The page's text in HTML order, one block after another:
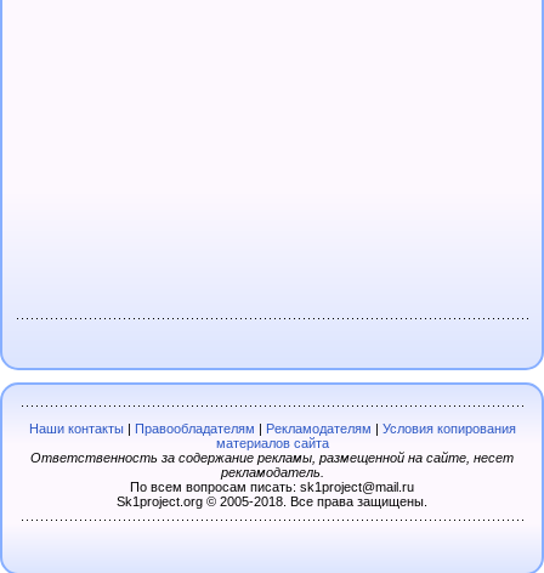
Наши контакты| Правообладателям Рекламодателям
Условия копирования
материалов сайта
Ответственность за содержание рекламы, размещенной на сайте, несет
рекламодатель.
По всем вопросам писать: sk1project@mail.ru
Sk1project.org © 2005-2018. Все права защищены.